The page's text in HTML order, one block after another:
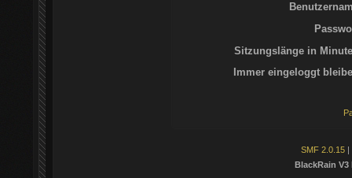
Sitzungslänge in
Immer eingeloggt
SMF 2.0.15 |
BlackRain V3